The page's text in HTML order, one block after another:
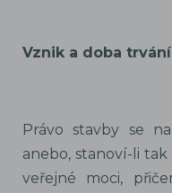
Vznik a doba
Právo stavby se
anebo, stanoví-li
veřejné moci,